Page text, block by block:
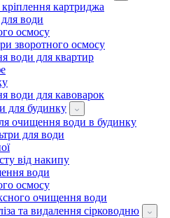
картриджа
води
осмосу
зворотного осмосу
води для квартир
води для кавоварок
для будинку
очищення води в будинку
для води
від накипу
води
осмосу
очищення води
та видалення сірководню